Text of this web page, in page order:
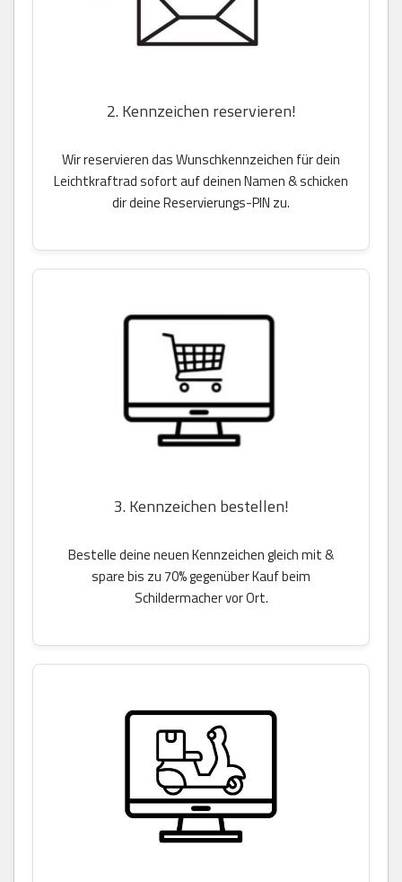
2. Kennzeichen reservieren!
Wir reservieren das Wunschkennzeichen für dein
Leichtkraftrad sofort auf deinen Namen & schicken
dir deine Reservierungs-PIN zu.
3. Kennzeichen bestellen!
Bestelle deine neuen Kennzeichen gleich mit &
spare bis zu 70% gegenüber Kauf beim
Schildermacher vor Ort.